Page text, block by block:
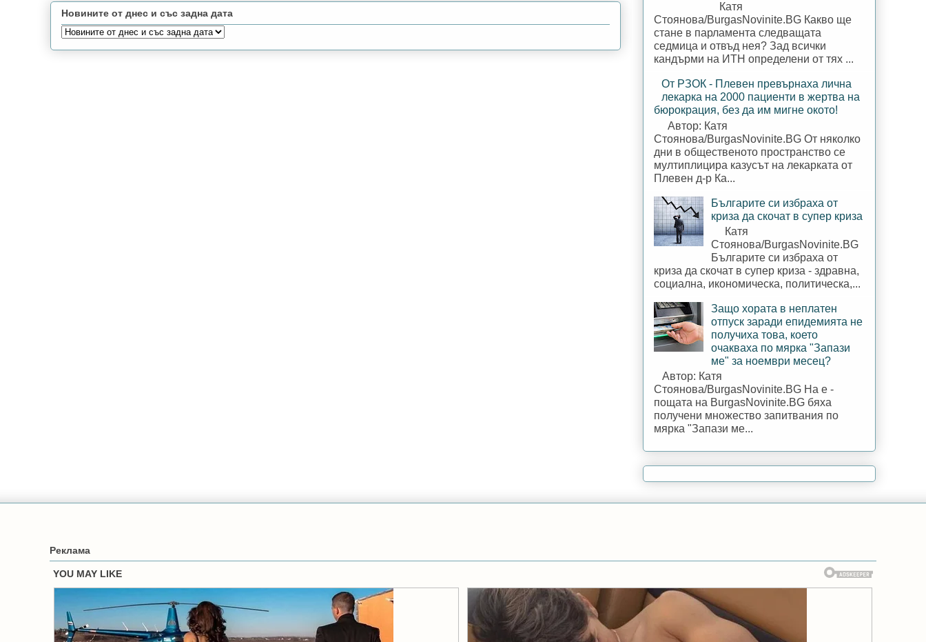
Новините от днес и със задна дата
Катя
Стоянова/BurgasNovinite.BG Какво ще
стане в парламента следващата
седмица и отвъд нея? Зад всички
кандърми на ИТН определени от тях ...
От РЗОК - Плевен превърнаха лична
лекарка на 2000 пациенти в жертва на
бюрокрация, без да им мигне окото!
Автор: Катя
Стоянова/BurgasNovinite.BG От няколко
дни в общественото пространство се
мултиплицира казусът на лекарката от
Плевен д-р Ка...
Българите си избраха от
криза да скочат в супер криза
Катя
Стоянова/BurgasNovinite.BG
Българите си избраха от
криза да скочат в супер криза - здравна,
социална, икономическа, политическа,...
Защо хората в неплатен
отпуск заради епидемията не
получиха това, което
очакваха по мярка "Запази
ме" за ноември месец?
Автор: Катя
Стоянова/BurgasNovinite.BG На е -
пощата на BurgasNovinite.BG бяха
получени множество запитвания по
мярка "Запази ме...
Реклама